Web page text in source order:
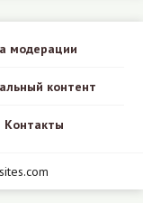
модерации
контент
Контакты